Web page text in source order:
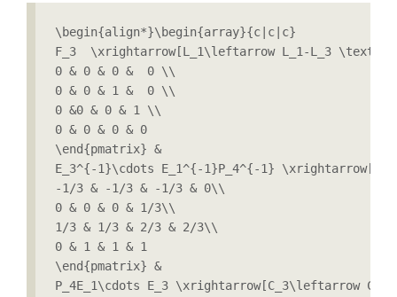
\begin{align*}\begin{array}{c|c|c}
F_3  \xrightarrow[L_1\leftarrow L_1-L_3 \text{
0 & 0 & 0 &  0 \\
0 & 0 & 1 &  0 \\
0 &0 & 0 & 1 \\
0 & 0 & 0 & 0
\end{pmatrix} &
E_3^{-1}\cdots E_1^{-1}P_4^{-1}
-1/3 & -1/3 & -1/3 & 0\\
0 & 0 & 0 & 1/3\\
1/3 & 1/3 & 2/3 & 2/3\\
0 & 1 & 1 & 1
\end{pmatrix} &
P_4E_1\cdots E_3 \xrightarrow[C_3\leftarrow